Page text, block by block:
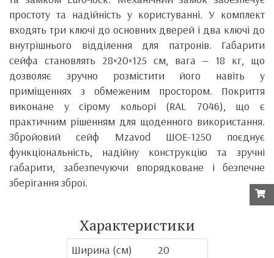
простоту та надійність у користуванні. У комплект
входять три ключі до основних дверей і два ключі до
внутрішнього відділення для патронів. Габарити
сейфа становлять 28×20×125 см, вага — 18 кг, що
дозволяє зручно розмістити його навіть у
приміщеннях з обмеженим простором. Покриття
виконане у сірому кольорі (RAL 7046), що є
практичним рішенням для щоденного використання.
Збройовий сейф Mzavod ШОЕ-1250 поєднує
функціональність, надійну конструкцію та зручні
габарити, забезпечуючи впорядковане і безпечне
зберігання зброї.
Характеристики
Ширина (см)
20